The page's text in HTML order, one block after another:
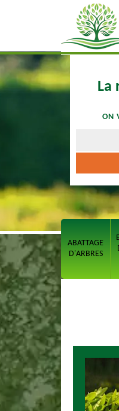
La
ON
ABATTAGE
D'ARBRES